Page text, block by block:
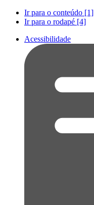
Ir para o conteúdo [1]
Ir para o rodapé [4]
Acessibilidade